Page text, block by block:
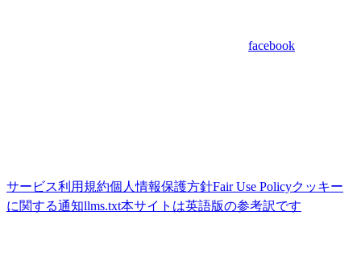
facebook
サービス利用規約個人情報保護方針Fair Use Policyクッキー
に関する通知llms.txt本サイトは英語版の参考訳です